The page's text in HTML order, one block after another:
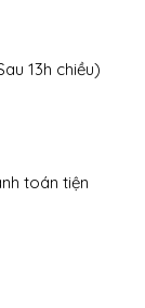
13h chiều)
toán tiện